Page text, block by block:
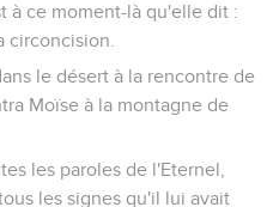
à ce moment-là qu'elle dit :
circoncision.
le désert à la rencontre de
Moïse à la montagne de
les paroles de l'Eternel,
les signes qu'il lui avait